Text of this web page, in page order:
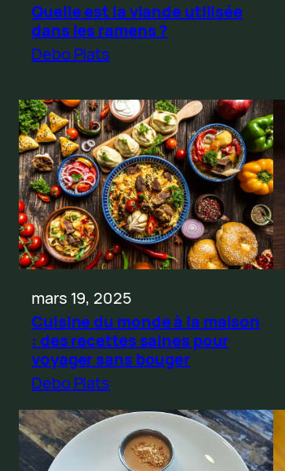
Quelle est la viande utilisée
dans les ramens ?
Debo Plats
mars 19, 2025
Cuisine du monde à la maison
: des recettes saines pour
voyager sans bouger
Debo Plats